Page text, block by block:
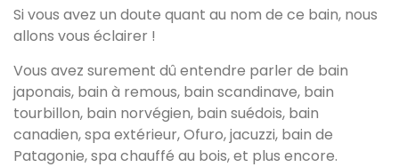
Si vous avez un doute quant au nom de ce bain, nous
allons vous éclairer !
Vous avez surement dû entendre parler de bain
japonais, bain à remous, bain scandinave, bain
tourbillon, bain norvégien, bain suédois, bain
canadien, spa extérieur, Ofuro, jacuzzi, bain de
Patagonie, spa chauffé au bois, et plus encore.